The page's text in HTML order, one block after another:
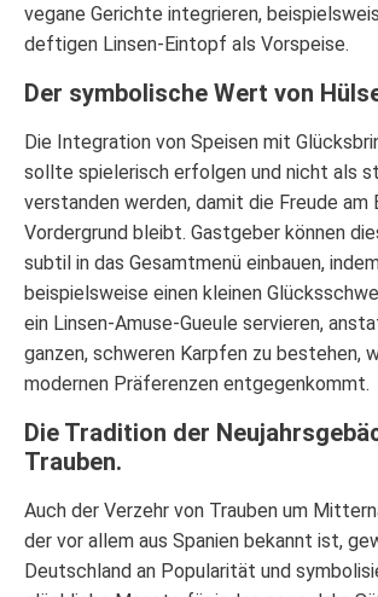
vegane Gerichte integrieren,
deftigen Linsen-Eintopf als Vorspeise.
Der symbolische Wert von
Die Integration von Speisen mit
sollte spielerisch erfolgen und nicht als
verstanden werden, damit die Freude am
Vordergrund bleibt. Gastgeber können
subtil in das Gesamtmenü einbauen,
beispielsweise einen kleinen
ein Linsen-Amuse-Gueule servieren,
ganzen, schweren Karpfen zu bestehen,
modernen Präferenzen entgegenkommt.
Die Tradition der
Trauben.
Auch der Verzehr von Trauben um
der vor allem aus Spanien bekannt ist,
Deutschland an Popularität und